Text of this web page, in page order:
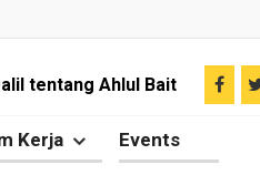
tentang Ahlul Bait
oleh Islam
Kerja Events